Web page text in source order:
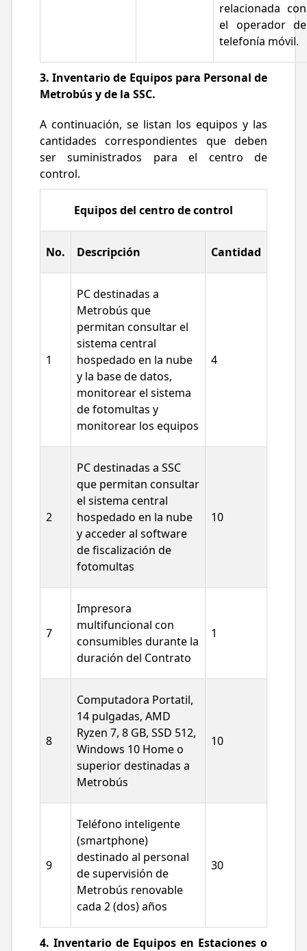
relacionada con
el operador de
telefonía móvil.
3. Inventario de Equipos para Personal de
Metrobús y de la SSC.
A continuación, se listan los equipos y las
cantidades correspondientes que deben
ser suministrados para el centro de
control.
Equipos del centro de control
No. Descripción Cantidad
1
PC destinadas a
Metrobús que
permitan consultar el
sistema central
hospedado en la nube
y la base de datos,
monitorear el sistema
de fotomultas y
monitorear los equipos
4
2
PC destinadas a SSC
que permitan consultar
el sistema central
hospedado en la nube
y acceder al software
de fiscalización de
fotomultas
10
7
Impresora
multifuncional con
consumibles durante la
duración del Contrato
1
8
Computadora Portatil,
14 pulgadas, AMD
Ryzen 7, 8 GB, SSD 512,
Windows 10 Home o
superior destinadas a
Metrobús
10
9
Teléfono inteligente
(smartphone)
destinado al personal
de supervisión de
Metrobús renovable
cada 2 (dos) años
30
4. Inventario de Equipos en Estaciones o